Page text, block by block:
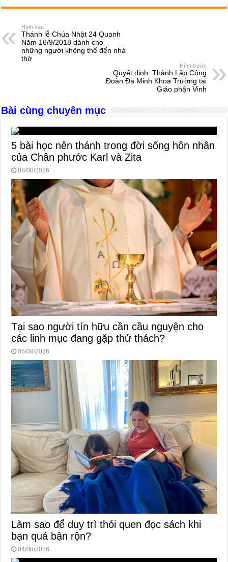
c
e
b
o
ss
n
g
at
A
p
e
d
s
er ail ar
Hình sau
Thánh lễ Chúa Nhật 24 Quanh
Năm 16/9/2018 dành cho
những người không thể đến nhà
thờ
Hình trước
Quyết định: Thành Lập Cộng
Đoàn Đa Minh Khoa Trường tại
Giáo phận Vinh
Bài cùng chuyên mục
5 bài học nên thánh trong đời sống hôn nhân
của Chân phước Karl và Zita
08/08/2026
Tại sao người tín hữu cần cầu nguyện cho
các linh mục đang gặp thử thách?
05/08/2026
Làm sao để duy trì thói quen đọc sách khi
bạn quá bận rộn?
04/08/2026